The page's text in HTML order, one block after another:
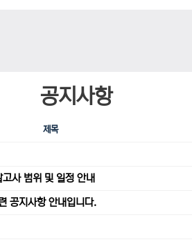
공지사항
제목
사 범위 및 일정 안내
공지사항 안내입니다.